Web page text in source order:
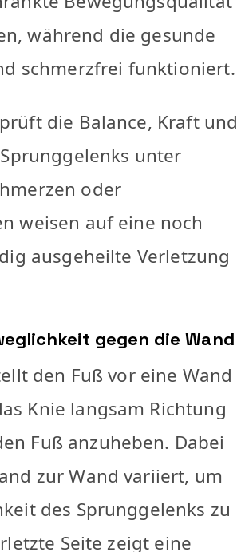
während die gesunde
schmerzfrei funktioniert.
die Balance, Kraft und
unter
oder
weisen auf eine noch
ausgeheilte Verletzung
gegen die Wand
den Fuß vor eine Wand
Knie langsam Richtung
Fuß anzuheben. Dabei
zur Wand variiert, um
des Sprunggelenks zu
Seite zeigt eine